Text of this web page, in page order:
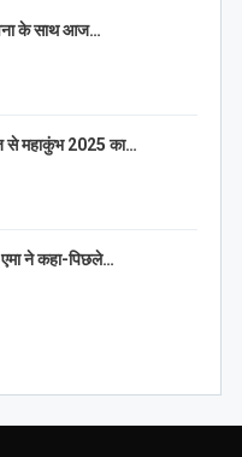
के साथ आज…
से महाकुंभ 2025 का…
ने कहा-पिछले…